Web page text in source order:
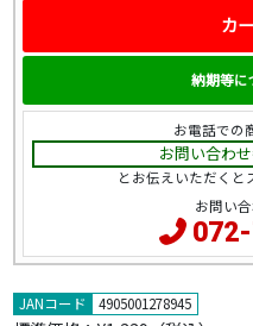
JANコード 4905001278945
カ
納期等に
お電話での
お問い合わ
とお伝えいただくと
お問い